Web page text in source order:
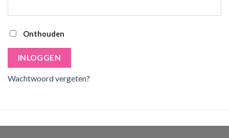
Onthouden
INLOGGEN
Wachtwoord vergeten?